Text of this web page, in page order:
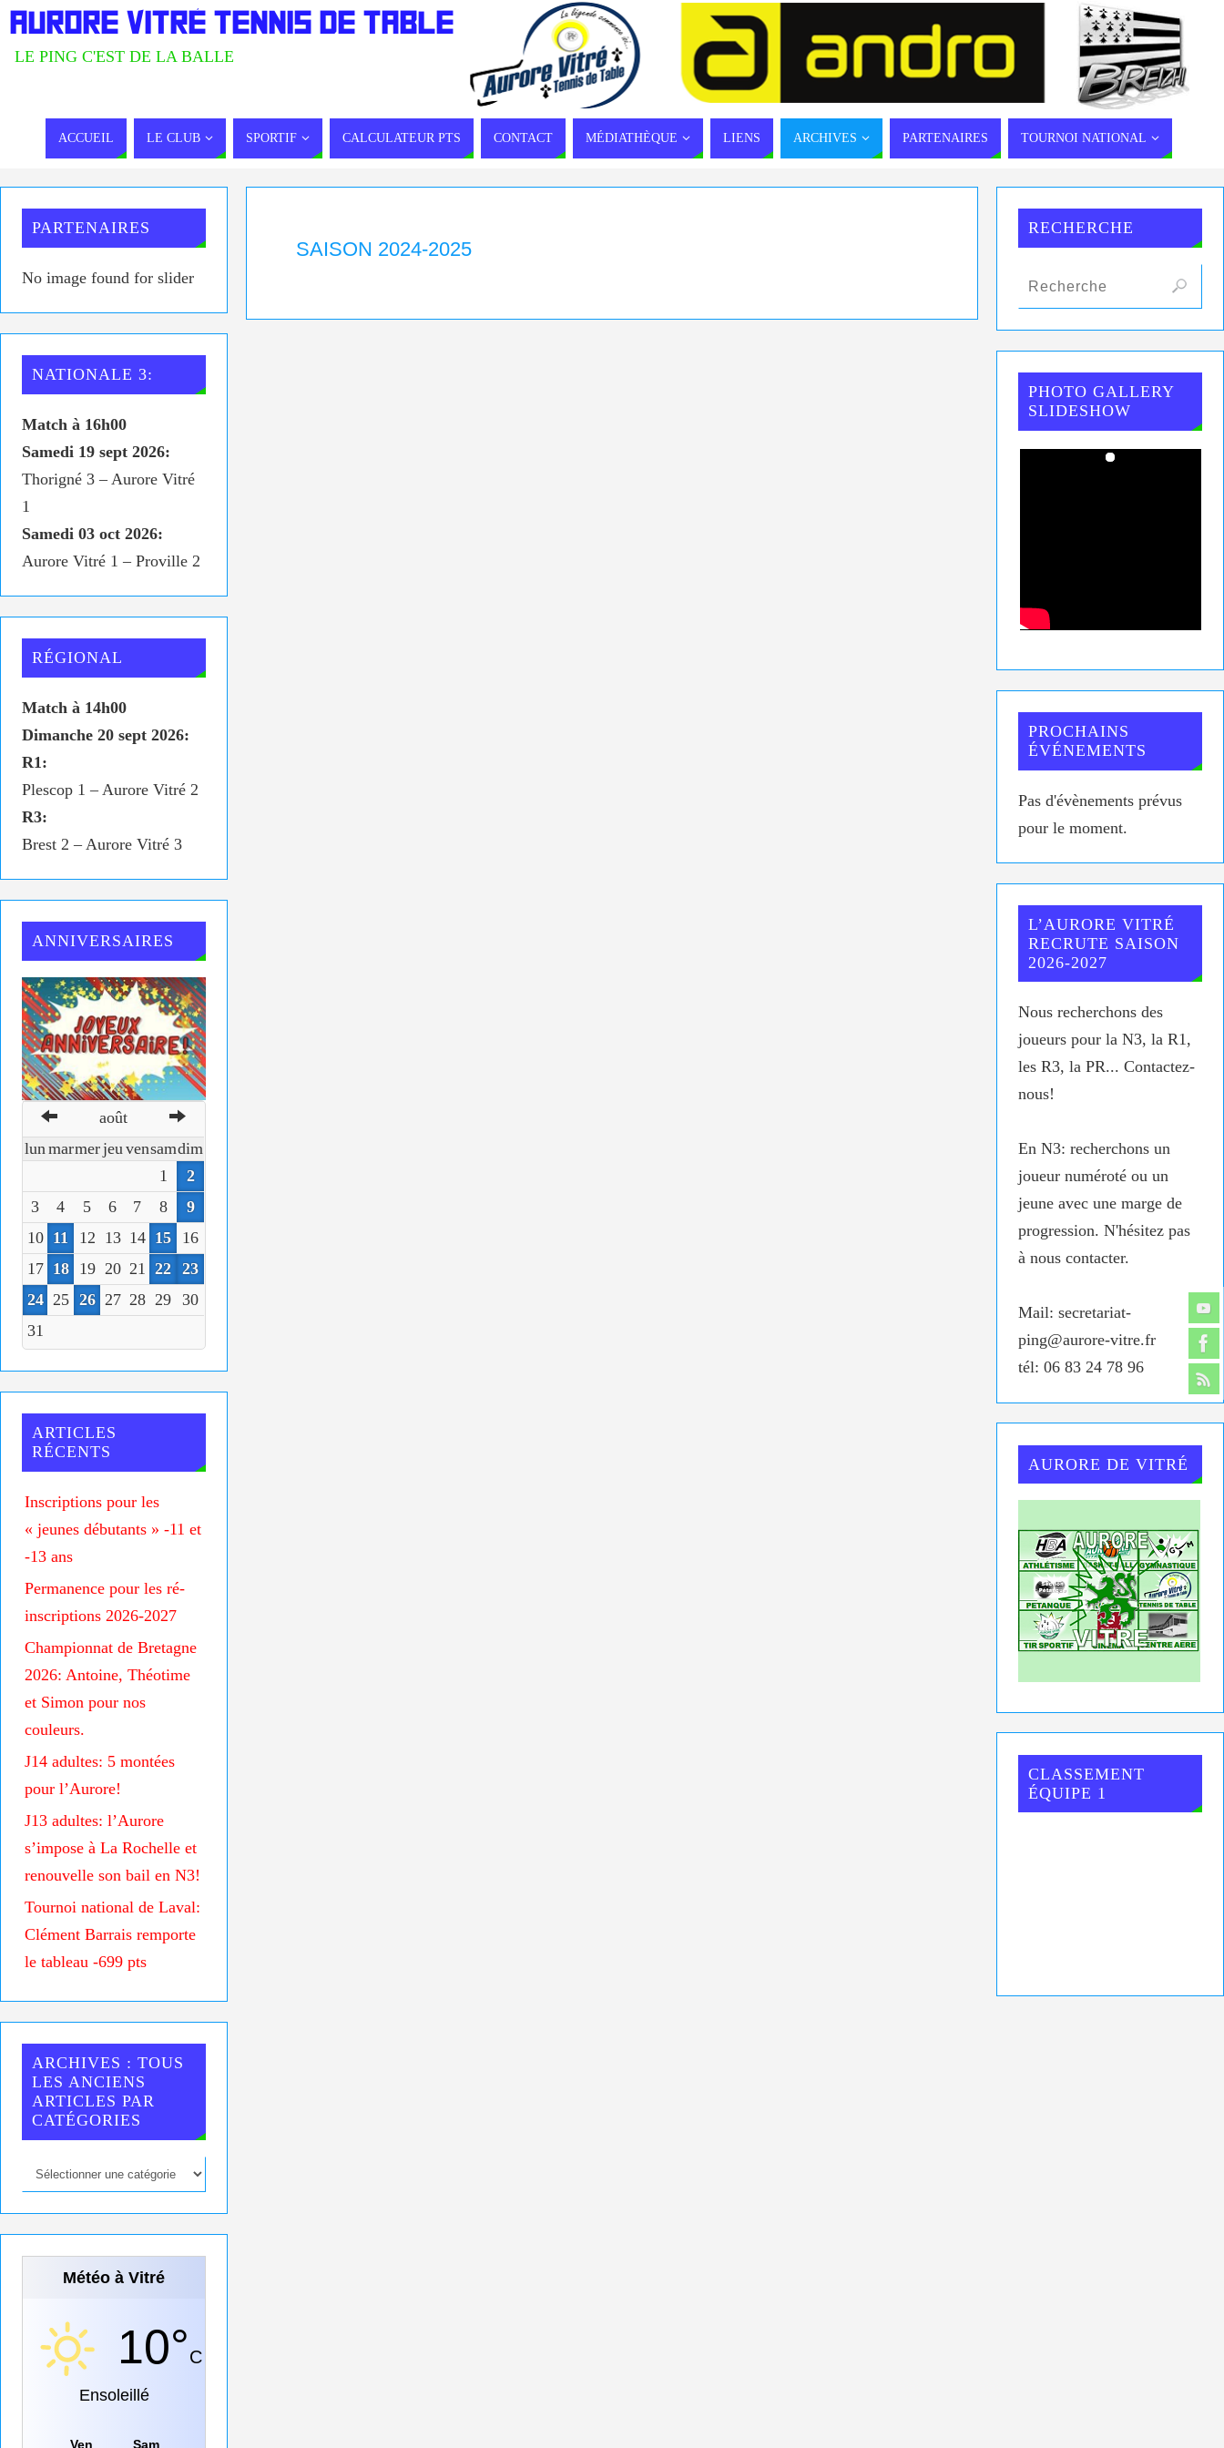
AURORE VITRÉ TENNIS DE TABLE
LE PING C'EST DE LA BALLE
ACCUEIL LE CLUB SPORTIF CALCULATEUR PTS CONTACT MÉDIATHÈQUE LIENS ARCHIVES PARTENAIRES TOURNOI NATIONAL
SAISON 2024-2025
PARTENAIRES
No image found for slider
NATIONALE 3:
Match à 16h00
Samedi 19 sept 2026:
Thorigné 3 – Aurore Vitré
1
Samedi 03 oct 2026:
Aurore Vitré 1 – Proville 2
RÉGIONAL
Match à 14h00
Dimanche 20 sept 2026:
R1:
Plescop 1 – Aurore Vitré 2
R3:
Brest 2 – Aurore Vitré 3
ANNIVERSAIRES
août
lun marmerjeu vensamdim
1
2
3
4 5 6 7 8
9
10 11 12 13 14 15
16
17 18 19 20 21 22
23
24 25 26 27 28 29
30
31
ARTICLES
RÉCENTS
Inscriptions pour les
« jeunes débutants » -11 et
-13 ans
Permanence pour les ré-
inscriptions 2026-2027
Championnat de Bretagne
2026: Antoine, Théotime
et Simon pour nos
couleurs.
J14 adultes: 5 montées
pour l’Aurore!
J13 adultes: l’Aurore
s’impose à La Rochelle et
renouvelle son bail en N3!
Tournoi national de Laval:
Clément Barrais remporte
le tableau -699 pts
ARCHIVES : TOUS
LES ANCIENS
ARTICLES PAR
CATÉGORIES
Météo à Vitré
10°C
Ensoleillé
Ven Sam
RECHERCHE
PHOTO GALLERY
SLIDESHOW
PROCHAINS
ÉVÉNEMENTS
Pas d'évènements prévus
pour le moment.
L’AURORE VITRÉ
RECRUTE SAISON
2026-2027
Nous recherchons des
joueurs pour la N3, la R1,
les R3, la PR... Contactez-
nous!
En N3: recherchons un
joueur numéroté ou un
jeune avec une marge de
progression. N'hésitez pas
à nous contacter.
Mail: secretariat-
ping@aurore-vitre.fr
tél: 06 83 24 78 96
AURORE DE VITRÉ
CLASSEMENT
ÉQUIPE 1